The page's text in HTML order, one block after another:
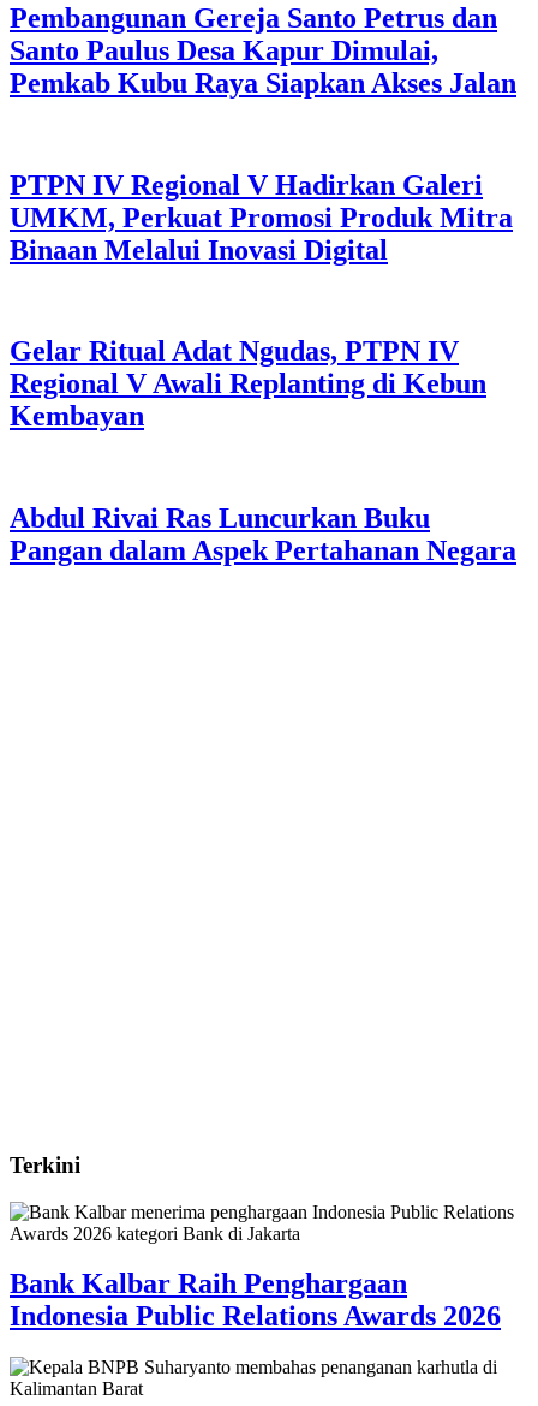
Pembangunan Gereja Santo Petrus dan
Santo Paulus Desa Kapur Dimulai,
Pemkab Kubu Raya Siapkan Akses Jalan
PTPN IV Regional V Hadirkan Galeri
UMKM, Perkuat Promosi Produk Mitra
Binaan Melalui Inovasi Digital
Gelar Ritual Adat Ngudas, PTPN IV
Regional V Awali Replanting di Kebun
Kembayan
Abdul Rivai Ras Luncurkan Buku
Pangan dalam Aspek Pertahanan Negara
Terkini
Bank Kalbar Raih Penghargaan
Indonesia Public Relations Awards 2026